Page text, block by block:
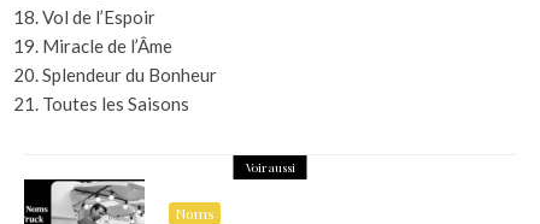
Vol de l’Espoir
Miracle de l’Âme
Splendeur du Bonheur
Toutes les Saisons
Voir aussi
Noms